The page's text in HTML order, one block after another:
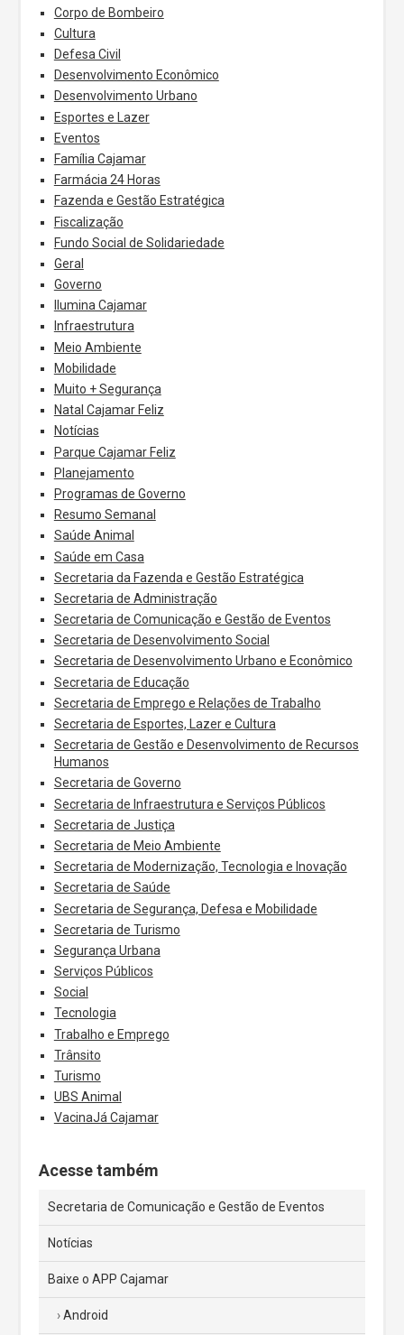
Corpo de Bombeiro
Cultura
Defesa Civil
Desenvolvimento Econômico
Desenvolvimento Urbano
Esportes e Lazer
Eventos
Família Cajamar
Farmácia 24 Horas
Fazenda e Gestão Estratégica
Fiscalização
Fundo Social de Solidariedade
Geral
Governo
Ilumina Cajamar
Infraestrutura
Meio Ambiente
Mobilidade
Muito + Segurança
Natal Cajamar Feliz
Notícias
Parque Cajamar Feliz
Planejamento
Programas de Governo
Resumo Semanal
Saúde Animal
Saúde em Casa
Secretaria da Fazenda e Gestão Estratégica
Secretaria de Administração
Secretaria de Comunicação e Gestão de Eventos
Secretaria de Desenvolvimento Social
Secretaria de Desenvolvimento Urbano e Econômico
Secretaria de Educação
Secretaria de Emprego e Relações de Trabalho
Secretaria de Esportes, Lazer e Cultura
Secretaria de Gestão e Desenvolvimento de Recursos
Humanos
Secretaria de Governo
Secretaria de Infraestrutura e Serviços Públicos
Secretaria de Justiça
Secretaria de Meio Ambiente
Secretaria de Modernização, Tecnologia e Inovação
Secretaria de Saúde
Secretaria de Segurança, Defesa e Mobilidade
Secretaria de Turismo
Segurança Urbana
Serviços Públicos
Social
Tecnologia
Trabalho e Emprego
Trânsito
Turismo
UBS Animal
VacinaJá Cajamar
Acesse também
Secretaria de Comunicação e Gestão de Eventos
Notícias
Baixe o APP Cajamar
Android